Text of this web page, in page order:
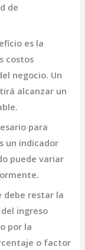
de
es la
costos
negocio. Un
alcanzar un
para
un indicador
puede variar
debe restar la
ingreso
por la
o factor